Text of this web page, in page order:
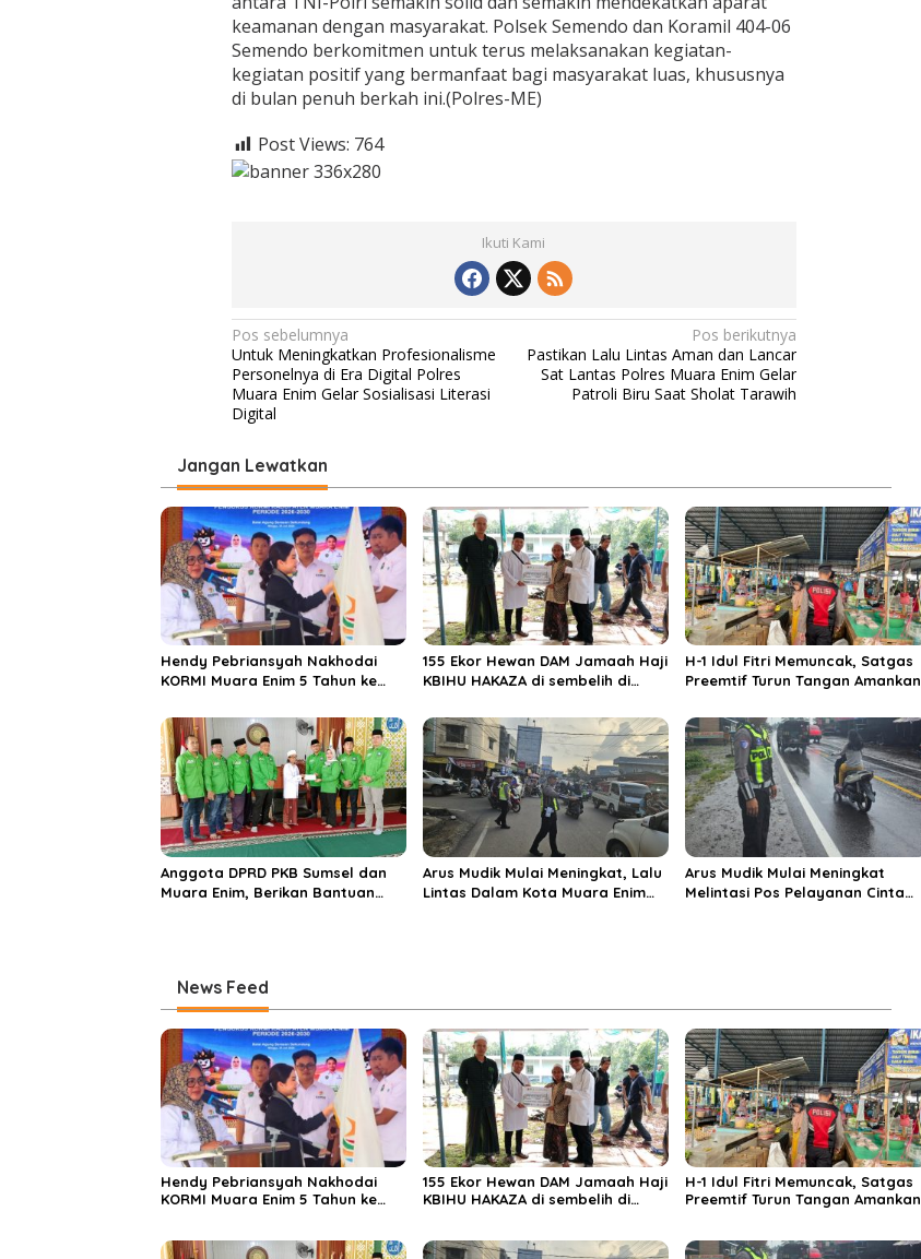
keamanan dengan masyarakat. Polsek Semendo dan Koramil 404-06
Semendo berkomitmen untuk terus melaksanakan kegiatan-
kegiatan positif yang bermanfaat bagi masyarakat luas, khususnya
di bulan penuh berkah ini.(Polres-ME)
Post Views: 764
Ikuti Kami
N
a
v
i
g
a
s
i
p
o
s
Pos sebelumnya
Untuk Meningkatkan Profesionalisme
Personelnya di Era Digital Polres
Muara Enim Gelar Sosialisasi Literasi
Digital
Pos berikutnya
Pastikan Lalu Lintas Aman dan Lancar
Sat Lantas Polres Muara Enim Gelar
Patroli Biru Saat Sholat Tarawih
Jangan Lewatkan
Hendy Pebriansyah Nakhodai
KORMI Muara Enim 5 Tahun ke
155 Ekor Hewan DAM Jamaah Haji
KBIHU HAKAZA di sembelih di
Enim
H-1 Idul Fitri Memuncak, Satgas
Preemtif Turun Tangan Amankan
Anggota DPRD PKB Sumsel dan
Muara Enim, Berikan Bantuan
Arus Mudik Mulai Meningkat, Lalu
Lintas Dalam Kota Muara Enim
Arus Mudik Mulai Meningkat
Melintasi Pos Pelayanan Cinta
News Feed
Hendy Pebriansyah Nakhodai
KORMI Muara Enim 5 Tahun ke
155 Ekor Hewan DAM Jamaah Haji
KBIHU HAKAZA di sembelih di
H-1 Idul Fitri Memuncak, Satgas
Preemtif Turun Tangan Amankan